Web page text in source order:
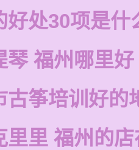
好处30项是什
琴 福州哪里好
古筝培训好的
里里 福州的